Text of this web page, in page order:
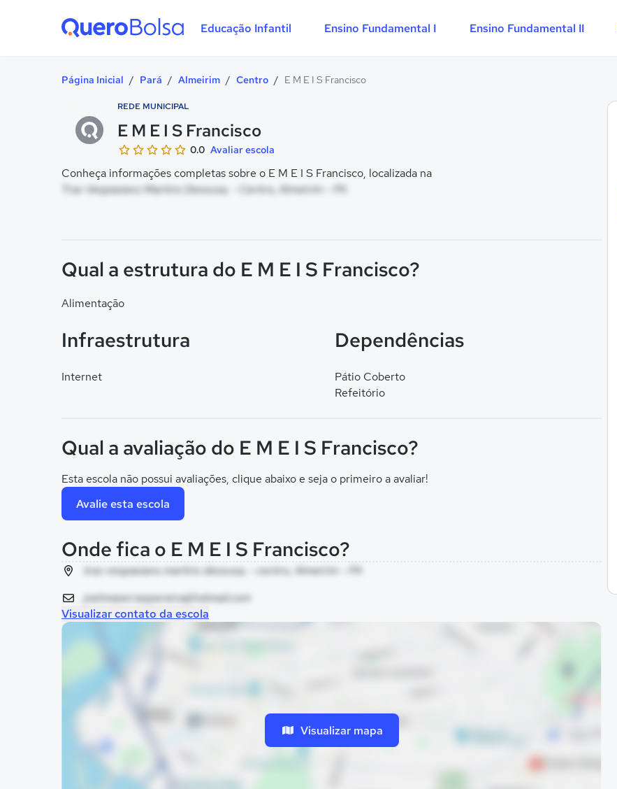
Educação Infantil Ensino Fundamental I Ensino Fundamental II
Página Inicial / Pará / Almeirim / Centro / E M E I S Francisco
REDE MUNICIPAL
E M E I S Francisco
0.0 Avaliar escola
Conheça informações completas sobre o E M E I S Francisco, localizada na
Trav Vespasiano Martins Desousa, - Centro, Almeirim - PA
Qual a estrutura do E M E I S Francisco?
Alimentação
Infraestrutura
Internet
Dependências
Pátio Coberto
Refeitório
Qual a avaliação do E M E I S Francisco?
Esta escola não possui avaliações, clique abaixo e seja o primeiro a avaliar!
Avalie esta escola
Onde fica o E M E I S Francisco?
trav vespasiano martins desousa, - centro, Almeirim - PA
joelmaserraopereira@hotmail.com
Visualizar contato da escola
Visualizar mapa